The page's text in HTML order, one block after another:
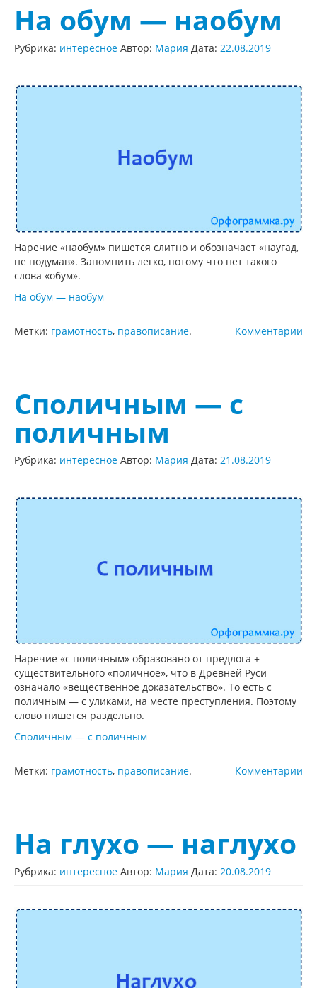
На обум — наобум
Рубрика: интересное Автор: Мария Дата: 22.08.2019
Наречие «наобум» пишется слитно и обозначает «наугад,
не подумав». Запомнить легко, потому что нет такого
слова «обум».
На обум — наобум
Комментарии
Метки: грамотность, правописание.
Споличным — с
поличным
Рубрика: интересное Автор: Мария Дата: 21.08.2019
Наречие «с поличным» образовано от предлога +
существительного «поличное», что в Древней Руси
означало «вещественное доказательство». То есть с
поличным — с уликами, на месте преступления. Поэтому
слово пишется раздельно.
Споличным — с поличным
Комментарии
Метки: грамотность, правописание.
На глухо — наглухо
Рубрика: интересное Автор: Мария Дата: 20.08.2019